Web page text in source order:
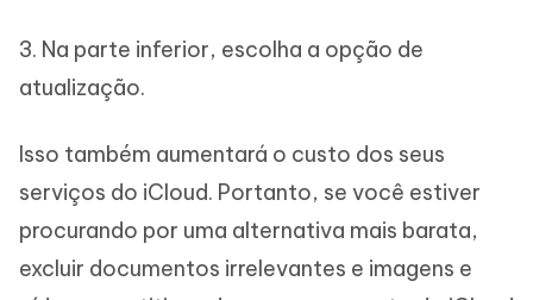
3. Na parte inferior, escolha a opção de
atualização.
Isso também aumentará o custo dos seus
serviços do iCloud. Portanto, se você estiver
procurando por uma alternativa mais barata,
excluir documentos irrelevantes e imagens e